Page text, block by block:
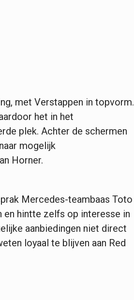
met Verstappen in topvorm.
het in het
plek. Achter de schermen
mogelijk
Horner.
Mercedes-teambaas Toto
hintte zelfs op interesse in
aanbiedingen niet direct
loyaal te blijven aan Red